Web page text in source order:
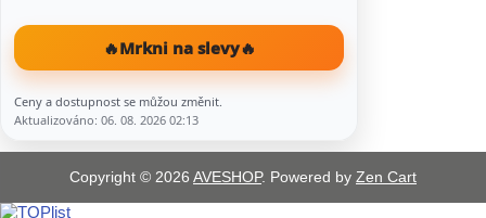
🔥Mrkni na slevy🔥
Ceny a dostupnost se můžou změnit.
Aktualizováno: 06. 08. 2026 02:13
Copyright © 2026 AVESHOP. Powered by Zen Cart